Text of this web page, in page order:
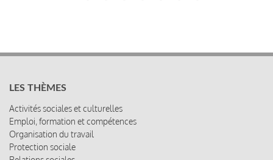
LES THÈMES
Activités sociales et culturelles
Emploi, formation et compétences
Organisation du travail
Protection sociale